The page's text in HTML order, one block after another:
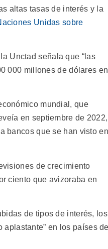
altas tasas de interés y la
Unidas sobre
la Unctad señala que “las
000 millones de dólares en
mundial, que
en septiembre de 2022,
bancos que se han visto en
de crecimiento
ciento que avizoraba en
de tipos de interés, los
aplastante” en los países